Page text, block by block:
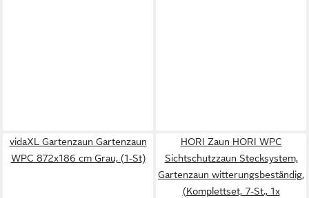
vidaXL Gartenzaun Gartenzaun
WPC 872x186 cm Grau, (1-St)
HORI Zaun HORI WPC
Sichtschutzzaun Stecksystem,
Gartenzaun witterungsbeständig,
(Komplettset, 7-St., 1x